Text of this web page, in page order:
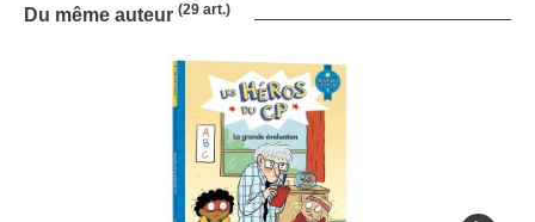
Du même auteur (29 art.)